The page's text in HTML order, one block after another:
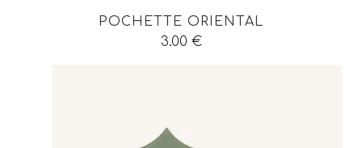
POCHETTE ORIENTAL
3.00 €